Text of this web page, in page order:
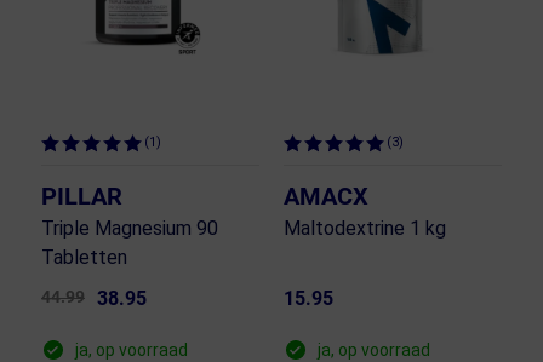
(1)
PILLAR
Triple Magnesium 90
Tabletten
44.99 38.95
ja, op voorraad
(3)
AMACX
Maltodextrine 1 kg
15.95
ja, op voorraad